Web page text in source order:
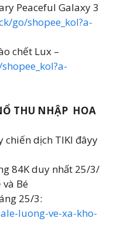
Peaceful Galaxy 3
go/shopee_kol?a-
chết Lux –
THU NHẬP HOA
chiến dịch TIKI đâyy
84K duy nhất 25/3/
Bé
25/3:
luong-ve-xa-kho-